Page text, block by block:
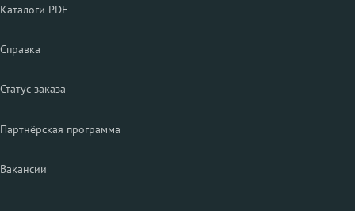
Каталоги PDF
Справка
Статус заказа
Партнёрская программа
Вакансии